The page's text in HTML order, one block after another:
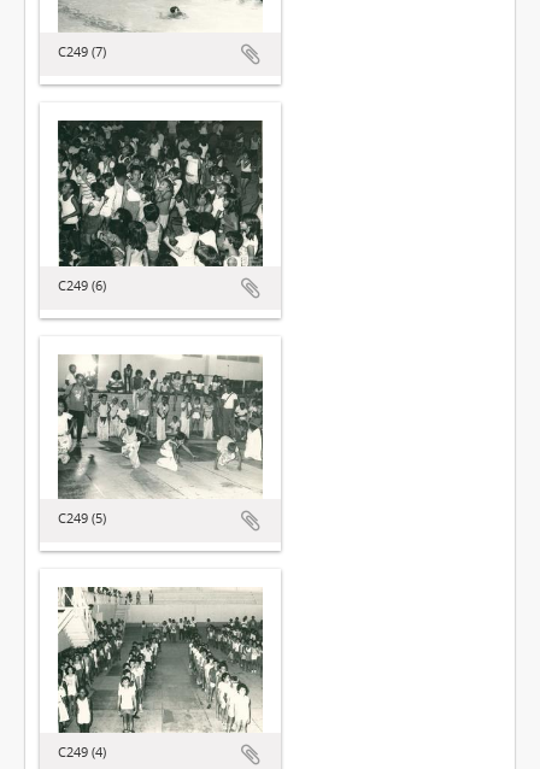
C249 (7)
C249 (6)
C249 (5)
C249 (4)